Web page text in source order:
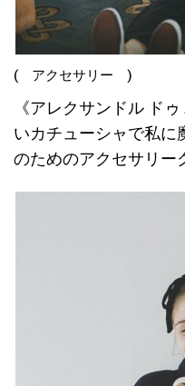
( アクセサリー )
《アレクサンドル ド
いカチューシャで私に
のためのアクセサリー